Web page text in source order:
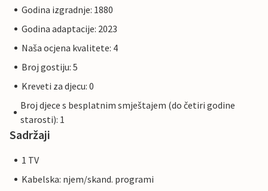
Godina izgradnje: 1880
Godina adaptacije: 2023
Naša ocjena kvalitete: 4
Broj gostiju: 5
Kreveti za djecu: 0
Broj djece s besplatnim smještajem (do četiri godine
starosti): 1
Sadržaji
1 TV
Kabelska: njem/skand. programi